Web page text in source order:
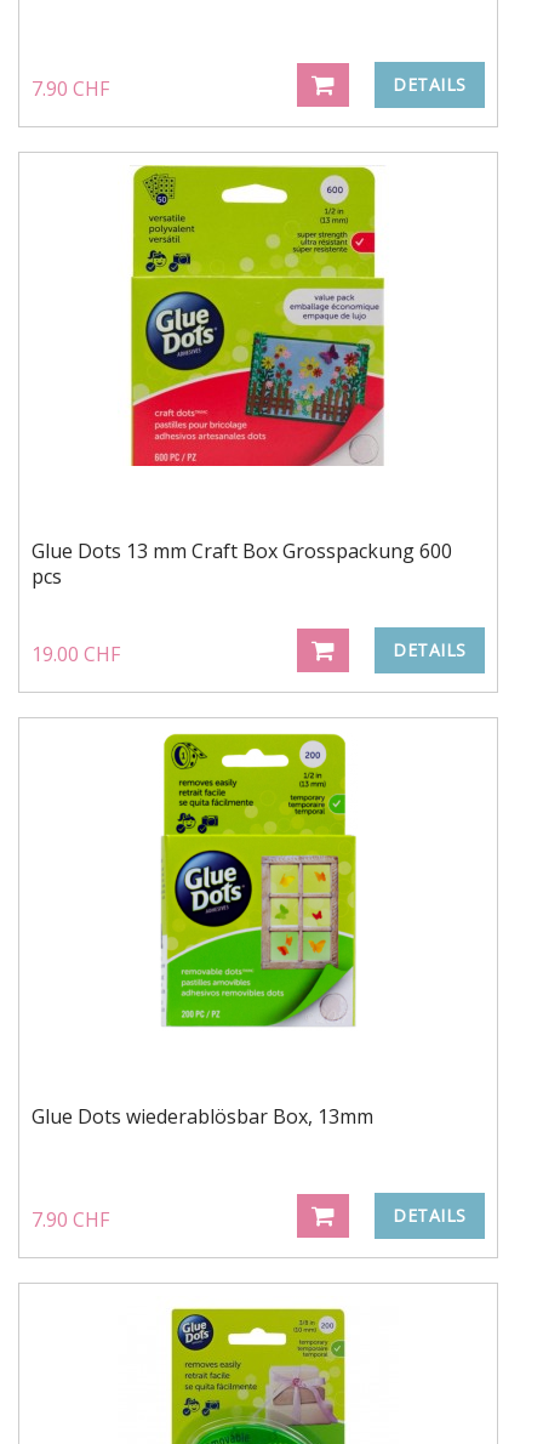
7.90 CHF DETAILS
Glue Dots 13 mm Craft Box Grosspackung 600
pcs
19.00 CHF DETAILS
Glue Dots wiederablösbar Box, 13mm
7.90 CHF DETAILS